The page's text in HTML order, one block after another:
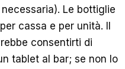
Le bottiglie
cassa e per unità. Il
consentirti di
tablet al bar; se non lo